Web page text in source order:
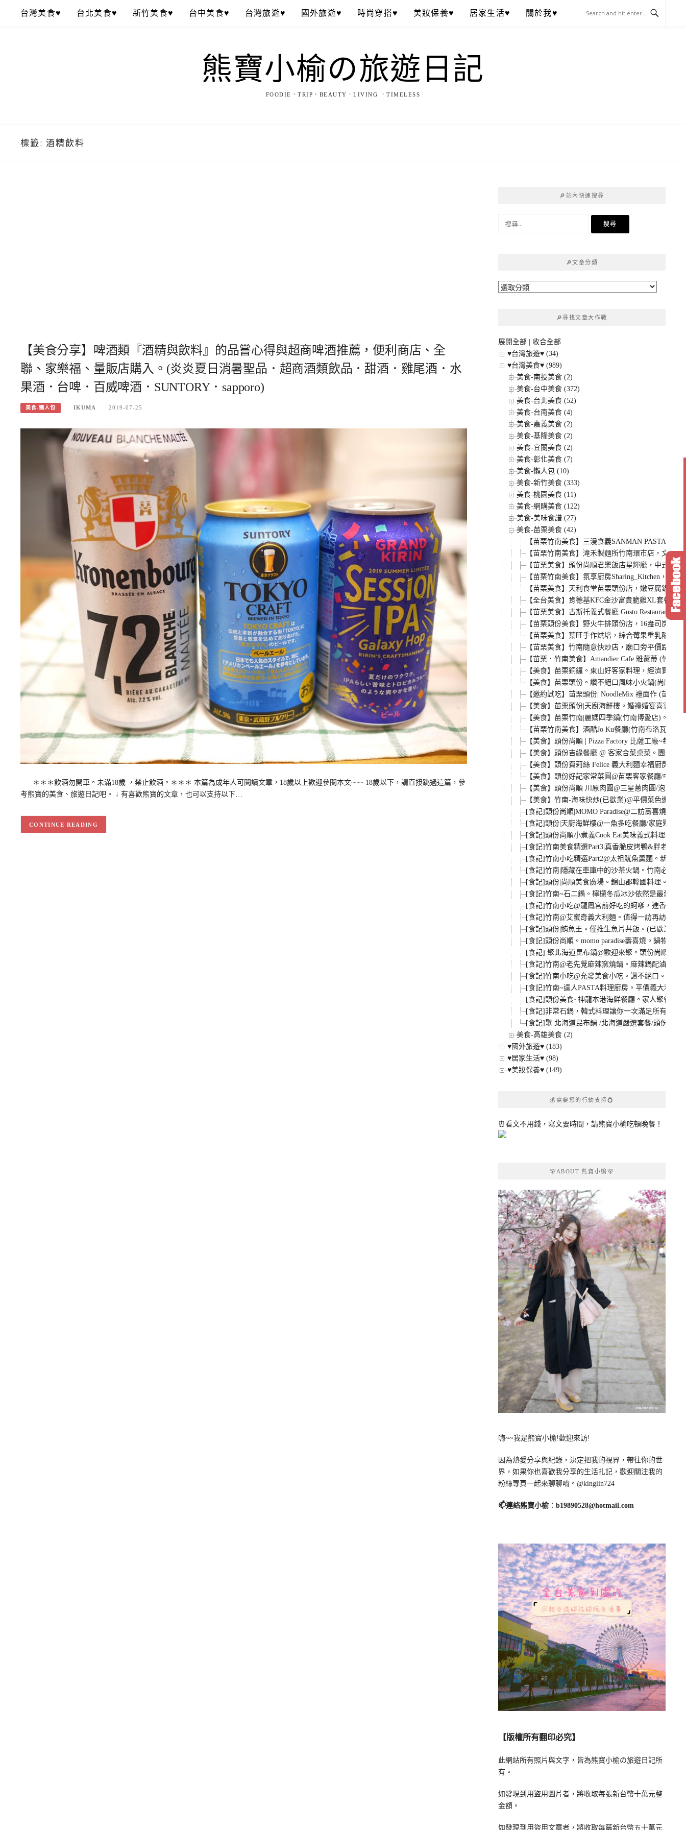
台灣美食♥ 台北美食♥ 新竹美食♥ 台中美食♥ 台灣旅遊♥ 國外旅遊♥ 時尚穿搭♥ 美妝保養♥ 居家生活♥ 關於我♥
熊寶小榆の旅遊日記
FOODIE．TRIP．BEAUTY．LIVING ．TIMELESS
標籤: 酒精飲料
【美食分享】啤酒類『酒精與飲料』的品嘗心得與超商啤酒推薦，便利商店、全
聯、家樂福、量販店購入。(炎炎夏日消暑聖品．超商酒類飲品．甜酒．雞尾酒．水
果酒．台啤．百威啤酒．SUNTORY．sapporo)
美食-懶人包 IKUMA 2019-07-25
＊＊＊飲酒勿開車。未滿18歲 ，禁止飲酒。＊＊＊ 本篇為成年人可閱讀文章，18歲以上歡迎參閱本文~~~ 18歲以下，請直接跳過這篇，參
考熊寶的美食、旅遊日記吧。 ↓ 有喜歡熊寶的文章，也可以支持以下…
CONTINUE READING
🔎站內快速搜尋
🔎文章分類
🔎
🔎尋找文章大作戰
展開全部
收合全部
♥台灣旅遊♥ (34)
♥台灣美食♥ (989)
美食-南投美食 (2)
美食-台中美食 (372)
美食-台北美食 (52)
美食-台南美食 (4)
美食-嘉義美食 (2)
美食-基隆美食 (2)
美食-宜蘭美食 (2)
美食-彰化美食 (7)
美食-懶人包 (10)
美食-新竹美食 (333)
美食-桃園美食 (11)
美食-網購美食 (122)
美食-美味食譜 (27)
美食-苗栗美食 (42)
【苗栗竹南美食】三漫食義SANMAN PASTA，
【苗栗竹南美食】滝禾製麵所竹南環市店，文青
【苗栗美食】頭份尚順君樂飯店星輝廳，中式辦
【苗栗竹南美食】氛享廚房Sharing_Kitchen，竹
【苗栗美食】天利食堂苗栗頭份店，嫩豆腐鍋搭
【全台美食】肯德基KFC金沙富貴脆雞XL套餐，
【苗栗美食】古斯托義式餐廳 Gusto Restaurant
【苗栗頭份美食】野火牛排頭份店，16盎司炭火
【苗栗美食】葉旺手作烘培，綜合莓果重乳酪蛋
【苗栗美食】竹南隨意快炒店，廟口旁平價路邊
【苗栗．竹南美食】Amandier Cafe 雅蒙蒂 (竹南
【美食】苗栗銅鑼。東山好客家料理，經濟實惠
【美食】苗栗頭份。讚不絕口風味小火鍋(尚順店)
【邀約試吃】苗栗頭份| NoodleMix 禮面作 (苗栗
【美食】苗栗頭份|天廚海鮮樓。婚禮婚宴喜宴菜
【美食】苗栗竹南|麗媽四季鍋(竹南博愛店)。每
【苗栗竹南美食】酒酷Jo Ku餐廳(竹南布洛瓦麵
【美食】頭份尚順 | Pizza Factory 比薩工廠~每種
【美食】頭份吉緣餐廳 @ 客家合菜桌菜。團體家
【美食】頭份費莉絲 Felice 義大利麵幸福廚房(已
【美食】頭份好記家常菜圓@苗栗客家餐廳/中央
【美食】頭份尚順 川原肉圓@三星蔥肉圓/泡菜肉
【美食】竹南-海味快炒(已歇業)@平價菜色選擇
[食記]頭份尚順|MOMO Paradise@二訪壽喜燒依
[食記]頭份|天廚海鮮樓@一魚多吃餐廳/家庭聚餐
[食記]頭份尚順小煮義Cook Eat美味義式料理@義
[食記]竹南美食精選Part3|真香脆皮烤鴨&胖老爹
[食記]竹南小吃精選Part2@太祖魷魚羹麵。新竹肉
[食記]竹南|隱藏在車庫中的沙茶火鍋。竹南必吃
[食記]頭份|尚順美食廣場。錦山郡韓國料理。君樂
[食記]竹南~石二鍋。檸檬冬瓜冰沙依然是最愛。
[食記]竹南小吃@龍鳳宮前好吃的蚵嗲，進香團必
[食記]竹南@艾蜜奇義大利麵。值得一訪再訪的好
[食記]頭份|鮪魚王。僅推生魚片丼飯。(已歇業)
[食記]頭份尚順。momo paradise壽喜燒。鍋物吃
[食記] 聚北海道昆布鍋@歡迎來聚。頭份尚順店
[食記]竹南@老先覺麻辣窯燒鍋。麻辣鍋配滷鴨血
[食記]竹南小吃@允發美食小吃。讚不絕口。頂好
[食記]竹南~達人PASTA料理廚房。平價義大利麵
[食記]頭份美食~神龍本港海鮮餐廳。家人聚餐辦
[食記]非常石鍋，韓式料理讓你一次滿足所有願望
[食記]聚 北海道昆布鍋 /北海道嚴選套餐/頭份尚順
美食-高雄美食 (2)
♥國外旅遊♥ (183)
♥居家生活♥ (98)
♥美妝保養♥ (149)
💰需要您的行動支持💍
⏰看文不用錢，寫文要時間，請熊寶小榆吃頓晚餐！
🐻ABOUT 熊寶小榆🐻
嗨~~我是熊寶小榆!歡迎來訪!
因為熱愛分享與紀錄，決定把我的視界，帶往你的世
界，如果你也喜歡我分享的生活扎記，歡迎關注我的
粉絲專頁一起來聊聊唷。@kinglin724
📫連絡熊寶小榆： b19890528@hotmail.com
【版權所有翻印必究】
此網站所有照片與文字，皆為熊寶小榆の旅遊日記所
有。
如發現到用盜用圖片者，將收取每張新台幣十萬元整
金額。
如發現到用盜用文章者，將收取每篇新台幣五十萬元